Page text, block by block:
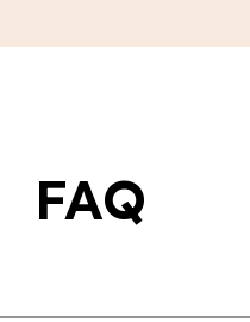
FAQ